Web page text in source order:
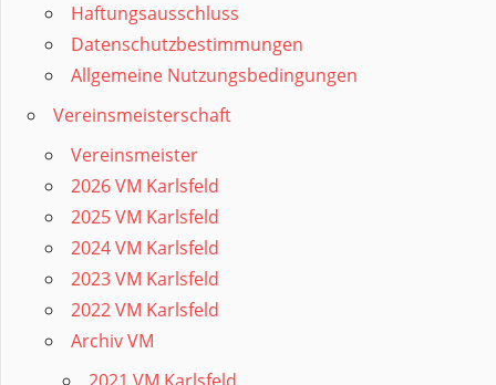
Haftungsausschluss
Datenschutzbestimmungen
Allgemeine Nutzungsbedingungen
Vereinsmeisterschaft
Vereinsmeister
2026 VM Karlsfeld
2025 VM Karlsfeld
2024 VM Karlsfeld
2023 VM Karlsfeld
2022 VM Karlsfeld
Archiv VM